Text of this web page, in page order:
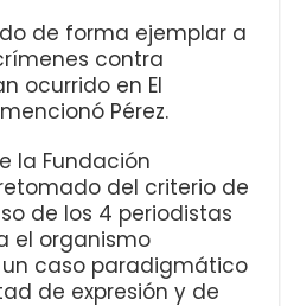
de forma ejemplar a
contra
ocurrido en El
Pérez.
la Fundación
del criterio de
de los 4 periodistas
el organismo
caso paradigmático
de expresión y de